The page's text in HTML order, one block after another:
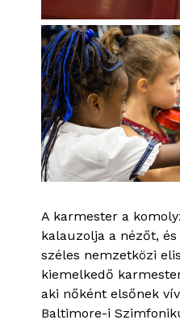
A karmester a
kalauzolja a nézőt,
széles nemzetközi
kiemelkedő
aki nőként elsőnek
Baltimore-i